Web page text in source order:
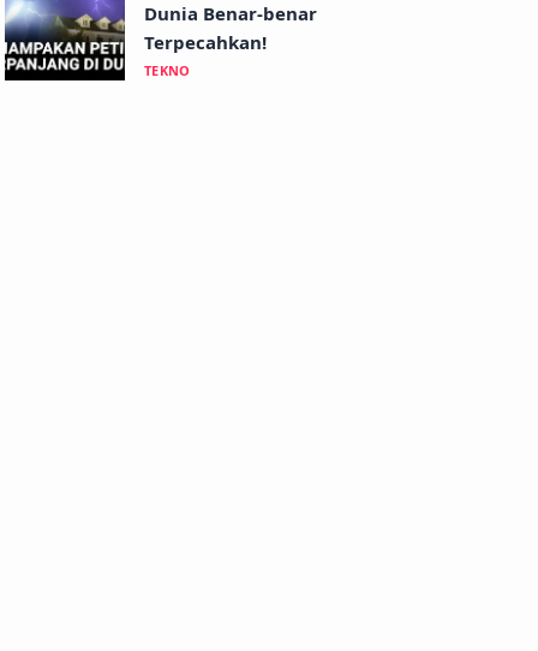
Dunia Benar-benar
Terpecahkan!
TEKNO